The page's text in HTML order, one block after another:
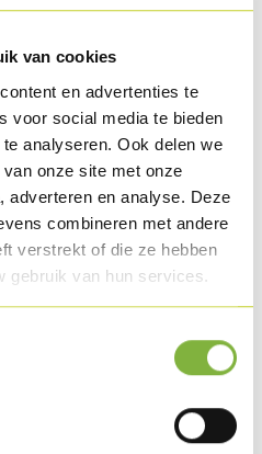
van cookies
en advertenties te
voor social media te bieden
analyseren. Ook delen we
onze site met onze
adverteren en analyse. Deze
combineren met andere
verstrekt of die ze hebben
gebruik van hun services.
with fine herbs. Roast to a
packaging.